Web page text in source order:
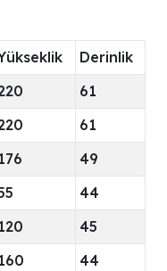
Derinlik
61
61
176
49
44
120
45
160
44